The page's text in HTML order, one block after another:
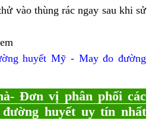
vào thùng rác ngay sau khi sử
huyết Mỹ - May đo đường
Đơn vị phân phối các
huyết uy tín nhất